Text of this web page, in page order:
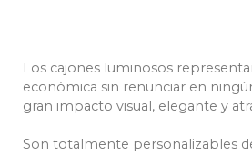
Los cajones luminosos
económica sin renunciar en
gran impacto visual, elegante y
Son totalmente personalizables